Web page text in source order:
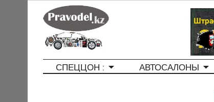
СПЕЦЦОН : АВТОСАЛОНЫ